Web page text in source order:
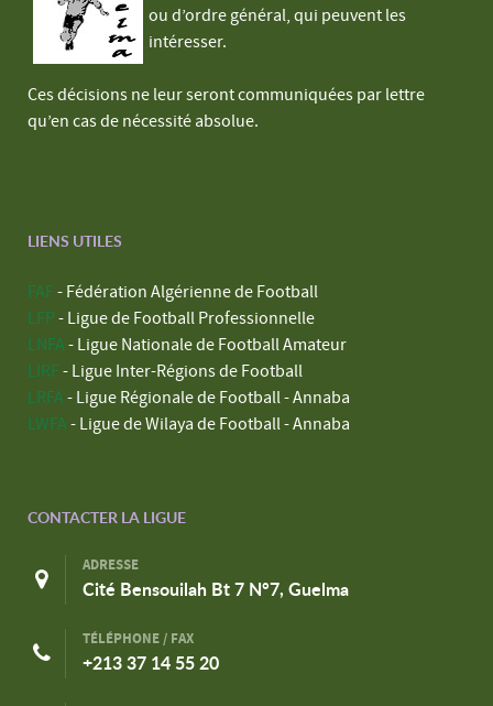
ou d’ordre général, qui peuvent les
intéresser.
Ces décisions ne leur seront communiquées par lettre
qu’en cas de nécessité absolue.
LIENS UTILES
FAF - Fédération Algérienne de Football
LFP - Ligue de Football Professionnelle
LNFA - Ligue Nationale de Football Amateur
LIRF - Ligue Inter-Régions de Football
LRFA - Ligue Régionale de Football - Annaba
LWFA - Ligue de Wilaya de Football - Annaba
CONTACTER LA LIGUE
ADRESSE
Cité Bensouilah Bt 7 N°7, Guelma
TÉLÉPHONE / FAX
+213 37 14 55 20